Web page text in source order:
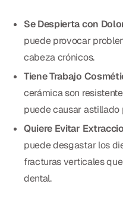
Implantes el Mismo Día
Reparaciones el Mismo Día
Coronas de Cerámica
Carillas
Se Despierta con
puede provocar
cabeza crónicos.
Tiene Trabajo
cerámica son
puede causar astillado
Quiere Evitar
puede desgastar los
fracturas verticales
dental.